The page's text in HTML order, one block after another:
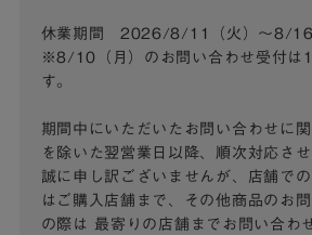
休業期間 2026/8/11（火）～8/16
※8/10（月）のお問い合わせ受付は
す。
期間中にいただいたお問い合わせに
を除いた翌営業日以降、順次対応させ
誠に申し訳ございませんが、店舗で
はご購入店舗まで、その他商品のお
の際は
最寄りの店舗までお問い合わ